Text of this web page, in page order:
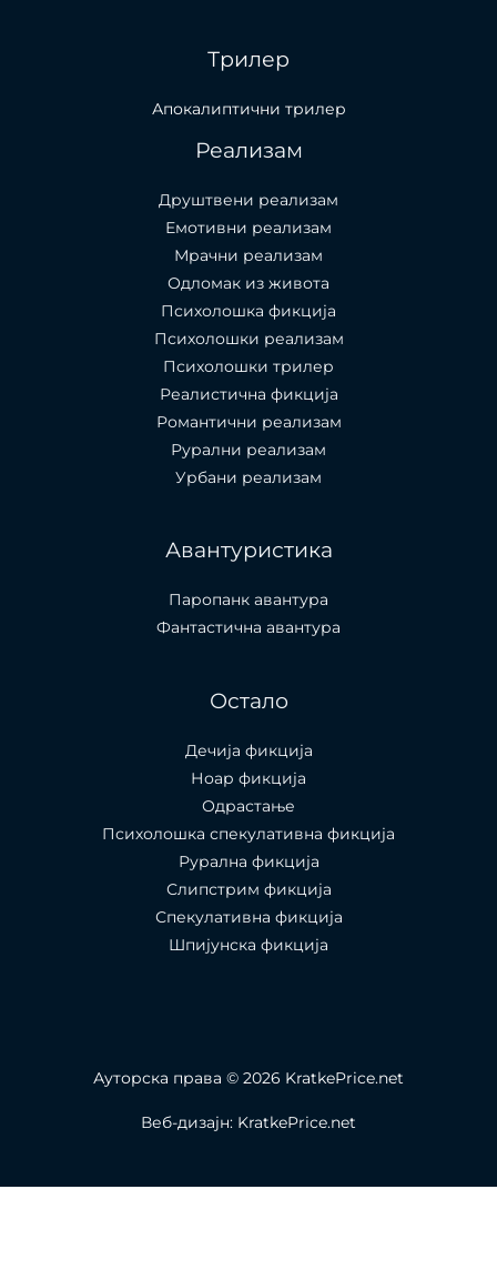
Трилер
Апокалиптични трилер
Реализам
Друштвени реализам
Емотивни реализам
Мрачни реализам
Одломак из живота
Психолошкa фикција
Психолошки реализам
Психолошки трилер
Реалистична фикција
Романтични реализам
Рурални реализам
Урбани реализам
Авантуристика
Паропанк авантура
Фантастична авантура
Остало
Дечија фикција
Ноар фикција
Одрастање
Психолошка спекулативна фикција
Рурална фикција
Слипстрим фикција
Спекулативна фикција
Шпијунска фикција
Ауторска права © 2026 KratkePrice.net
Веб-дизајн: KratkePrice.net